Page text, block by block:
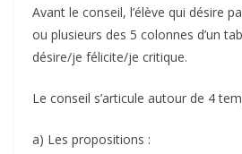
Avant le conseil, l’élève qui désire
ou plusieurs des 5 colonnes d’un
désire/je félicite/je critique.
Le conseil s’articule autour de 4
a) Les propositions :